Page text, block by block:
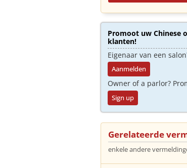
Promoot uw Chinese
klanten!
Eigenaar van een
Aanmelden
Owner of a parlor?
Sign up
Gerelateerde
enkele andere